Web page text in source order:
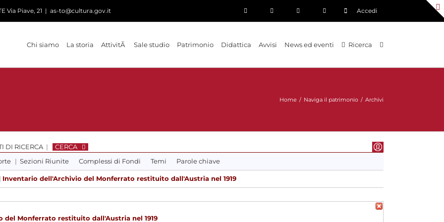
Via Piave, 21 | as-to@cultura.gov.it Accedi
Chi siamo La storia AttivitÃ Sale studio Patrimonio Didattica Avvisi News ed eventi Ricerca
Home / Naviga il patrimonio / Archivi
DI RICERCA |
CERCA
| Sezioni Riunite Complessi di Fondi Temi Parole chiave
Inventario dell'Archivio del Monferrato restituito dall'Austria nel 1919
del Monferrato restituito dall'Austria nel 1919